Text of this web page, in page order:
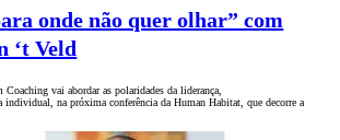
onde não quer olhar” com
‘t Veld
Coaching vai abordar as polaridades da liderança,
individual, na próxima conferência da Human Habitat, que decorre a